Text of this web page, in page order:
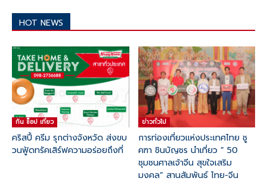
HOT NEWS
กิน ช๊อป เที่ยว
คริสปี้ ครีม รุกต่างจังหวัด ส่งขบ
วนฟู้ดทรัคเสิร์ฟความอร่อยถึงที่
ข่าวทั่วไป
การท่องเที่ยวแห่งประเทศไทย ชู
คฑา ชินบัญชร นำเที่ยว ” 50
ชุมชนศาลเจ้าจีน สุขใจเสริม
มงคล” สานสัมพันธ์ ไทย-จีน